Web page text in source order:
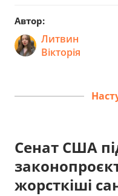
Автор:
Литвин
Вікторія
Сенат США
жорсткіші